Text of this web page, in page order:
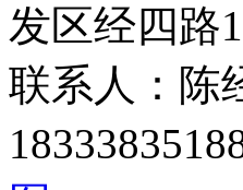
发区经四路
联系人：